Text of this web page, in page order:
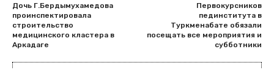
Дочь Г.Бердымухамедова
проинспектировала
строительство
медицинского кластера в
Аркадаге
Первокурсников
пединститута в
Туркменабате обязали
посещать все мероприятия и
субботники